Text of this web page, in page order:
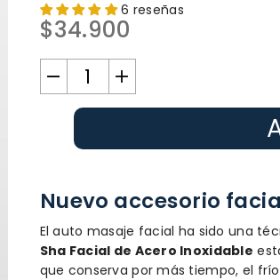
6 reseñas
Precio
habitual
$34.900
Nuevo accesorio
El auto masaje facial ha sido una
Sha Facial de Acero Inoxidable
que conserva por más tiempo, el